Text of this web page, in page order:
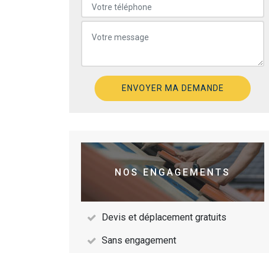
NOS ENGAGEMENTS
Devis et déplacement gratuits
Sans engagement